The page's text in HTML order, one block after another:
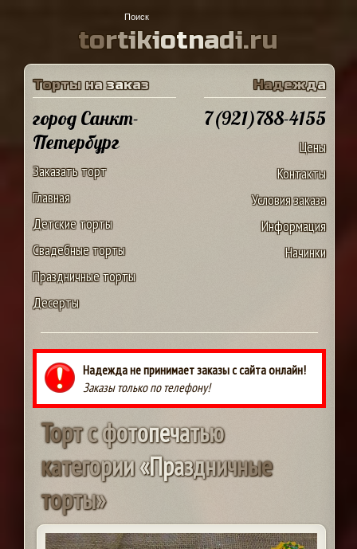
tortikiotnadi.ru
Торты на заказ
город Санкт-
Петербург
Заказать торт
Главная
Детские торты
Свадебные торты
Праздничные торты
Десерты
Надежда
7(921)788-4155
Цены
Контакты
Условия заказа
Информация
Начинки
Надежда не принимает заказы с сайта онлайн!
Заказы только по телефону!
Тортсфотопечатью
категории«Праздничные
торты»